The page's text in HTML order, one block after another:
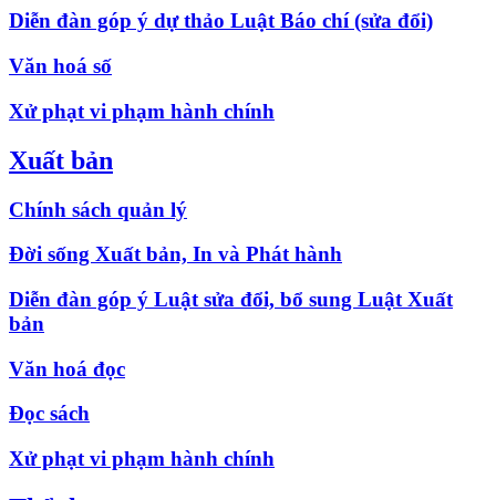
Diễn đàn góp ý dự thảo Luật Báo chí (sửa đổi)
Văn hoá số
Xử phạt vi phạm hành chính
Xuất bản
Chính sách quản lý
Đời sống Xuất bản, In và Phát hành
Diễn đàn góp ý Luật sửa đổi, bổ sung Luật Xuất
bản
Văn hoá đọc
Đọc sách
Xử phạt vi phạm hành chính